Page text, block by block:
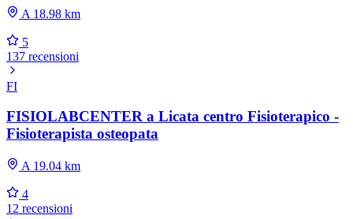
A 18.98 km
5
137 recensioni
FI
FISIOLABCENTER a Licata centro Fisioterapico -
Fisioterapista osteopata
A 19.04 km
4
12 recensioni